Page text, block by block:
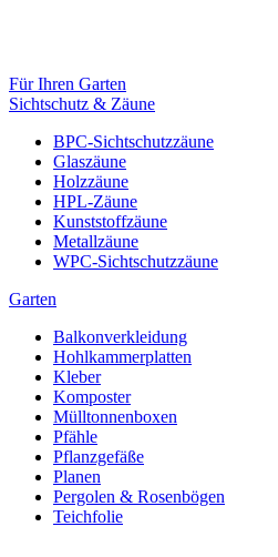
Für Ihren Garten
Sichtschutz & Zäune
BPC-Sichtschutzzäune
Glaszäune
Holzzäune
HPL-Zäune
Kunststoffzäune
Metallzäune
WPC-Sichtschutzzäune
Garten
Balkonverkleidung
Hohlkammerplatten
Kleber
Komposter
Mülltonnenboxen
Pfähle
Pflanzgefäße
Planen
Pergolen & Rosenbögen
Teichfolie